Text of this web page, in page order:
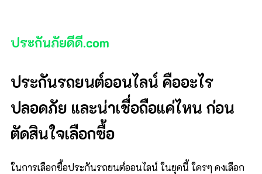
ประกันภัยดีดี.com
ประกันรถยนต์ออนไลน์ คืออะไร
ปลอดภัย และน่าเชื่อถือแค่ไหน ก่อน
ตัดสินใจเลือกซื้อ
ในการเลือกซื้อประกันรถยนต์ออนไลน์ ในยุคนี้ ใครๆ คงเลือก